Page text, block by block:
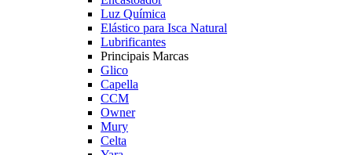
Luz Química
Elástico para Isca Natural
Lubrificantes
Principais Marcas
Glico
Capella
CCM
Owner
Mury
Celta